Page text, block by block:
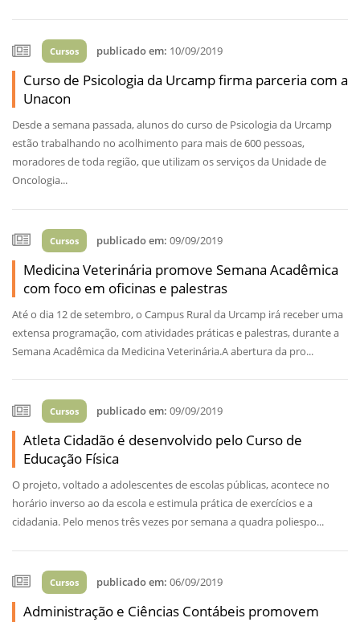
Cursos publicado em: 10/09/2019
Curso de Psicologia da Urcamp firma parceria com a
Unacon
Desde a semana passada, alunos do curso de Psicologia da Urcamp
estão trabalhando no acolhimento para mais de 600 pessoas,
moradores de toda região, que utilizam os serviços da Unidade de
Oncologia...
Cursos publicado em: 09/09/2019
Medicina Veterinária promove Semana Acadêmica
com foco em oficinas e palestras
Até o dia 12 de setembro, o Campus Rural da Urcamp irá receber uma
extensa programação, com atividades práticas e palestras, durante a
Semana Acadêmica da Medicina Veterinária.A abertura da pro...
Cursos publicado em: 09/09/2019
Atleta Cidadão é desenvolvido pelo Curso de
Educação Física
O projeto, voltado a adolescentes de escolas públicas, acontece no
horário inverso ao da escola e estimula prática de exercícios e a
cidadania. Pelo menos três vezes por semana a quadra poliespo...
Cursos publicado em: 06/09/2019
Administração e Ciências Contábeis promovem